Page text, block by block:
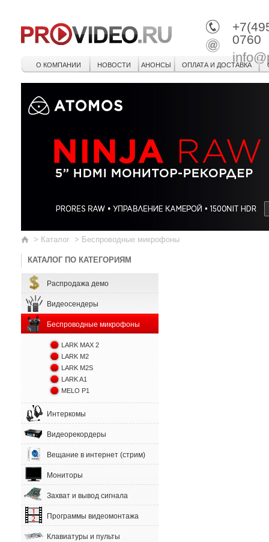
0760
О КОМПАНИИ НОВОСТИ АНОНСЫ ОПЛАТА И ДОСТАВКА
> Каталог > Беспроводные микрофоны
КАТАЛОГ ПО КАТЕГОРИЯМ
Распродажа демо
Видеосендеры
Беспроводные микрофоны
LARK MAX 2
LARK M2
LARK M2S
LARK A1
MELO P1
Интеркомы
Видеорекордеры
Вещание в интернет (стрим)
Мониторы
Захват и вывод сигнала
Программы видеомонтажа
Клавиатуры и пульты